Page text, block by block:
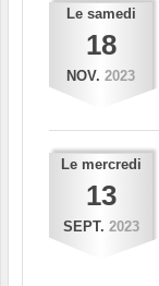
Le samedi
18
NOV. 2023
Le mercredi
13
SEPT. 2023